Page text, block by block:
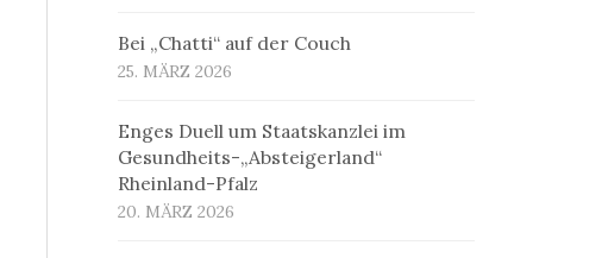
Bei „Chatti“ auf der Couch
25. MÄRZ 2026
Enges Duell um Staatskanzlei im
Gesundheits-„Absteigerland“
Rheinland-Pfalz
20. MÄRZ 2026